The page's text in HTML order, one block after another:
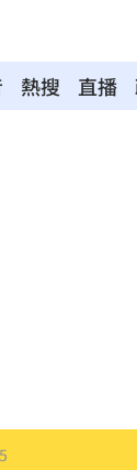
熱搜 直播